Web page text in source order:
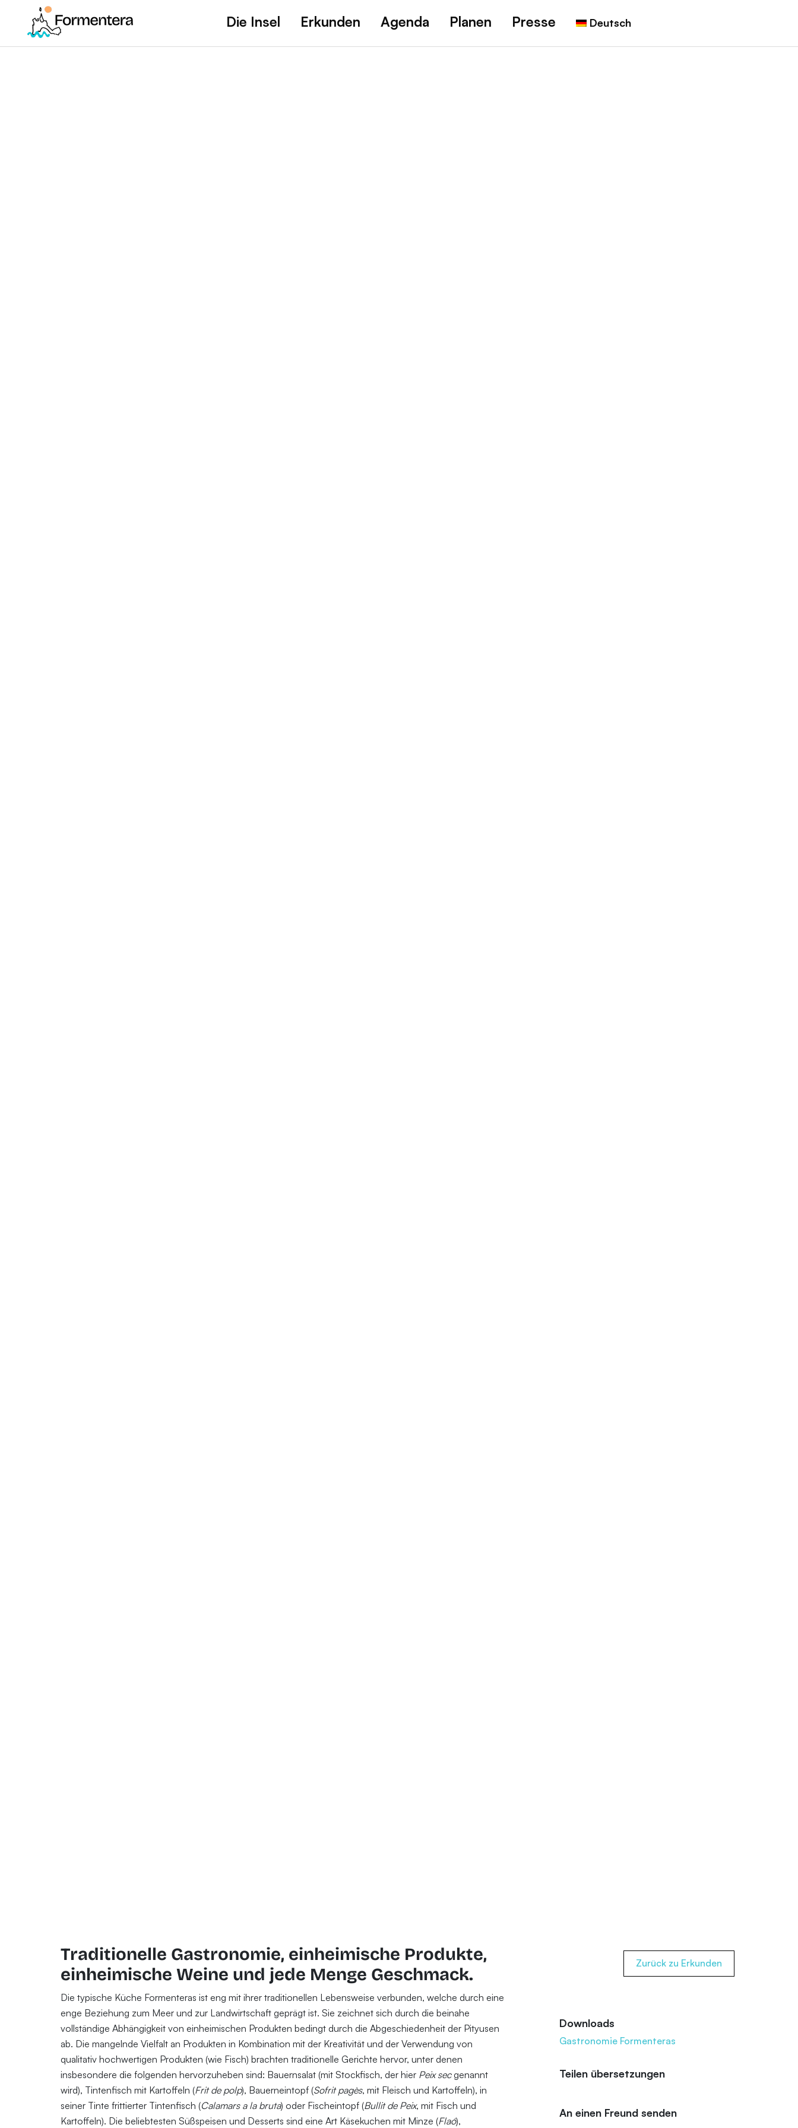
Die Insel Erkunden Agenda Planen Presse Deutsch
Traditionelle Gastronomie, einheimische Produkte,
einheimische Weine und jede Menge Geschmack.
Die typische Küche Formenteras ist eng mit ihrer traditionellen Lebensweise verbunden, welche durch eine
enge Beziehung zum Meer und zur Landwirtschaft geprägt ist. Sie zeichnet sich durch die beinahe
vollständige Abhängigkeit von einheimischen Produkten bedingt durch die Abgeschiedenheit der Pityusen
ab. Die mangelnde Vielfalt an Produkten in Kombination mit der Kreativität und der Verwendung von
qualitativ hochwertigen Produkten (wie Fisch) brachten traditionelle Gerichte hervor, unter denen
insbesondere die folgenden hervorzuheben sind: Bauernsalat (mit Stockfisch, der hier Peix secgenannt
wird), Tintenfisch mit Kartoffeln (Frit de polp), Bauerneintopf (Sofrit pagès, mit Fleisch und Kartoffeln), in
seiner Tinte frittierter Tintenfisch (Calamars a la bruta) oder Fischeintopf (Bullit de Peix, mit Fisch und
Kartoffeln). Die beliebtesten Süßspeisen und Desserts sind eine Art Käsekuchen mit Minze (Flaó),
Zurück zu Erkunden
Downloads
Gastronomie Formenteras
Teilen übersetzungen
An einen Freund senden